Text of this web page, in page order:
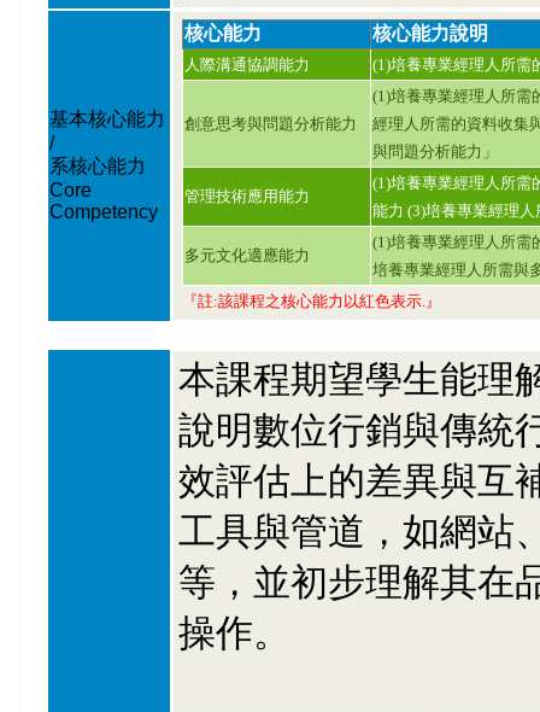
基本核心能力
/
系核心能力
Core
Competency
核心能力 核心能力說明
人際溝通協調能力 (1)培養專業經理人所需
創意思考與問題分析能力
(1)培養專業經理人所需
經理人所需的資料收集
與問題分析能力」
管理技術應用能力
(1)培養專業經理人所需
能力 (3)培養專業經理
多元文化適應能力
(1)培養專業經理人所需
培養專業經理人所需與
『註:該課程之核心能力以紅色表示.』
本課程期望學生能理
說明數位行銷與傳統
效評估上的差異與互
工具與管道，如網站
等，並初步理解其在
操作。